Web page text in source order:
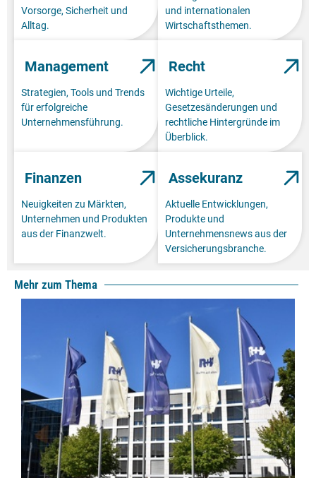
Vorsorge, Sicherheit und
Alltag.
und internationalen
Wirtschaftsthemen.
Management
Strategien, Tools und Trends
für erfolgreiche
Unternehmensführung.
Recht
Wichtige Urteile,
Gesetzesänderungen und
rechtliche Hintergründe im
Überblick.
Finanzen
Neuigkeiten zu Märkten,
Unternehmen und Produkten
aus der Finanzwelt.
Assekuranz
Aktuelle Entwicklungen,
Produkte und
Unternehmensnews aus der
Versicherungsbranche.
Mehr zum Thema